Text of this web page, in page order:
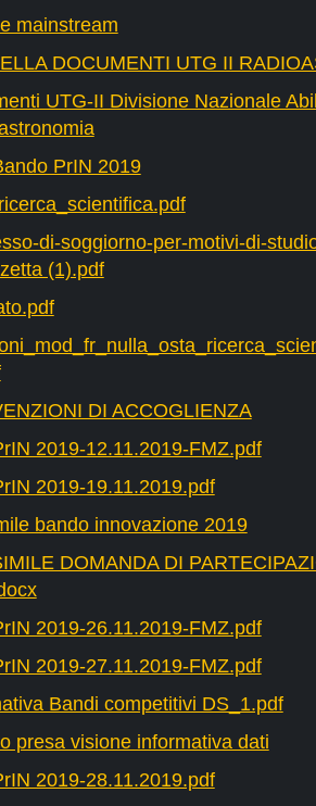
mainstream
DOCUMENTI UTG II
UTG-II Divisione Nazionale
PrIN 2019
di-soggiorno-per-motivi-di-
(1).pdf
DI ACCOGLIENZA
2019-12.11.2019-FMZ.pdf
2019-19.11.2019.pdf
bando innovazione 2019
DOMANDA DI
2019-26.11.2019-FMZ.pdf
2019-27.11.2019-FMZ.pdf
Bandi competitivi DS_1.pdf
presa visione informativa dati
2019-28.11.2019.pdf